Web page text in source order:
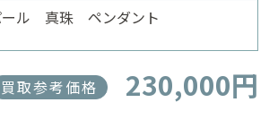
ール 真珠 ペンダント
買取参考価格 230,000円